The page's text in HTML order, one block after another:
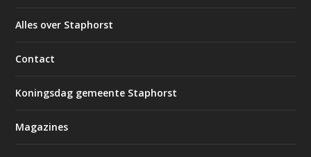
Alles over Staphorst
Contact
Koningsdag gemeente Staphorst
Magazines